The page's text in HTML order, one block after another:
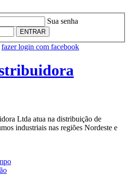
Sua senha
ENTRAR
fazer login com facebook
Ltda atua na distribuição de
industriais nas regiões Nordeste e